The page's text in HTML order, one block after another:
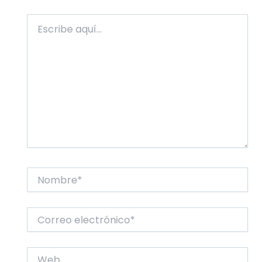
aquí...
Nombre*
electrónico*